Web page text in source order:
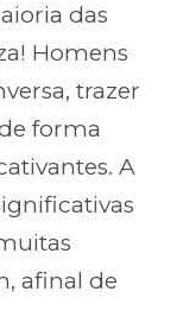
das
Homens
trazer
forma
A
afinal de